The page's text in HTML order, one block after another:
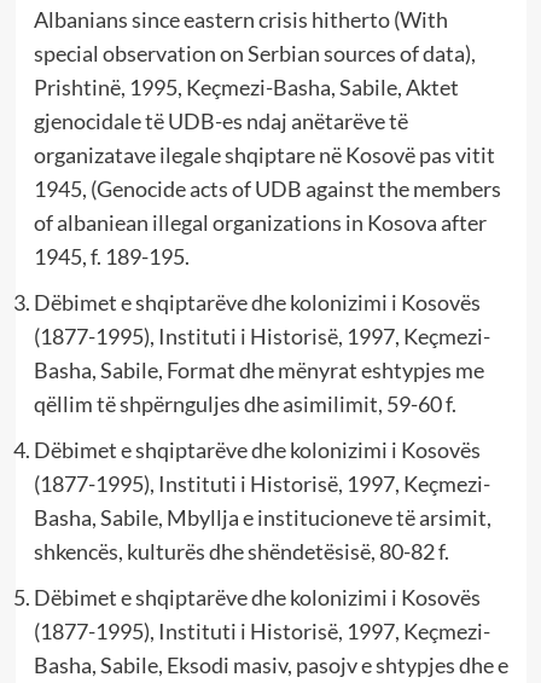
Albanians since eastern crisis hitherto (With
special observation on Serbian sources of data),
Prishtinë, 1995, Keçmezi-Basha, Sabile, Aktet
gjenocidale të UDB-es ndaj anëtarëve të
organizatave ilegale shqiptare në Kosovë pas vitit
1945, (Genocide acts of UDB against the members
of albaniean illegal organizations in Kosova after
1945, f. 189-195.
Dëbimet e shqiptarëve dhe kolonizimi i Kosovës
(1877-1995), Instituti i Historisë, 1997, Keçmezi-
Basha, Sabile, Format dhe mënyrat eshtypjes me
qëllim të shpërnguljes dhe asimilimit, 59-60 f.
Dëbimet e shqiptarëve dhe kolonizimi i Kosovës
(1877-1995), Instituti i Historisë, 1997, Keçmezi-
Basha, Sabile, Mbyllja e institucioneve të arsimit,
shkencës, kulturës dhe shëndetësisë, 80-82 f.
Dëbimet e shqiptarëve dhe kolonizimi i Kosovës
(1877-1995), Instituti i Historisë, 1997, Keçmezi-
Basha, Sabile, Eksodi masiv, pasojv e shtypjes dhe e